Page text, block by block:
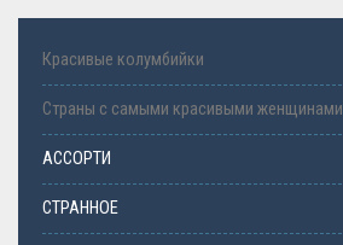
Красивые колумбийки
Страны с самыми красивыми женщинами
АССОРТИ
СТРАННОЕ